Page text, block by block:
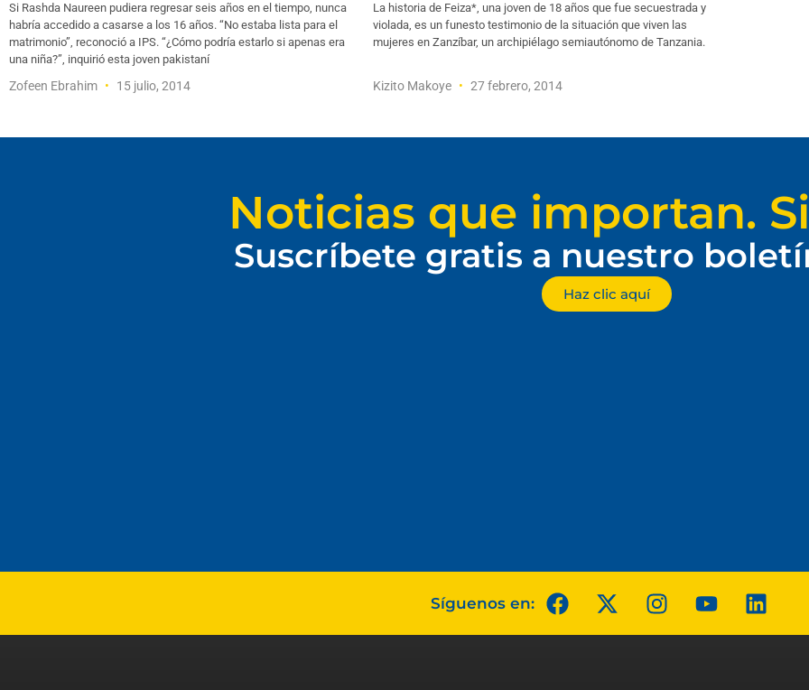
Si Rashda Naureen pudiera regresar seis años en el tiempo, nunca
habría accedido a casarse a los 16 años. “No estaba lista para el
matrimonio”, reconoció a IPS. “¿Cómo podría estarlo si apenas era
una niña?”, inquirió esta joven pakistaní
Zofeen Ebrahim 15 julio, 2014
La historia de Feiza*, una joven de 18 años que fue secuestrada y
violada, es un funesto testimonio de la situación que viven las
mujeres en Zanzíbar, un archipiélago semiautónomo de Tanzania.
Kizito Makoye 27 febrero, 2014
Noticias que importan.
Suscríbete gratis a nuestro
Haz clic aquí
Síguenos en: